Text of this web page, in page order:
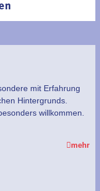
mit Erfahrung
Hintergrunds.
willkommen.
mehr